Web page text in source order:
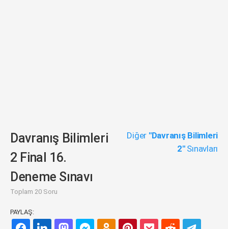
Davranış Bilimleri
2 Final 16.
Deneme Sınavı
Toplam 20 Soru
Diğer "Davranış Bilimleri
2"Sınavları
PAYLAŞ: